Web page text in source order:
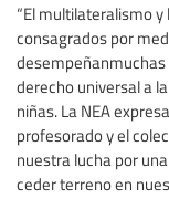
“El multilateralismo
consagrados por
derecho universal a
niñas. La NEA
profesorado y el
nuestra lucha por
ceder terreno en